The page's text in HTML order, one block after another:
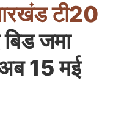
टी20
जमा
15 मई